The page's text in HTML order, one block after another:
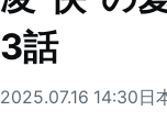
3話
2025.07.16 14:30日